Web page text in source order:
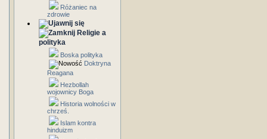
Różaniec na
zdrowie
Religie a
polityka
Boska polityka
Doktryna
Reagana
Hezbollah
wojownicy Boga
Historia wolności w
chrześ.
Islam kontra
hinduizm